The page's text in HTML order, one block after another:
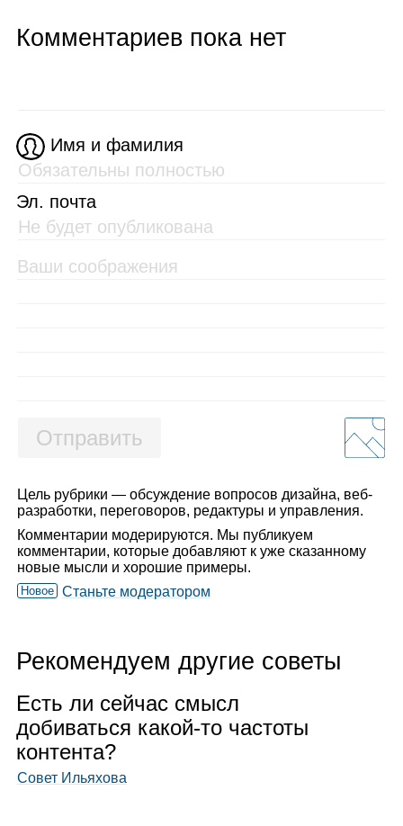
Комментариев пока нет
Имя и фамилия
Эл. почта
Отправить
Цель рубрики — обсуждение вопросов дизайна, веб-
разработки, переговоров, редактуры и управления.
Комментарии модерируются. Мы публикуем
комментарии, которые добавляют к уже сказанному
новые мысли и хорошие примеры.
Новое Станьте модератором
Рекомендуем другие советы
Есть ли сей­час смысл
доби­ваться какой‑то частоты
кон­тента?
Совет Ильяхова